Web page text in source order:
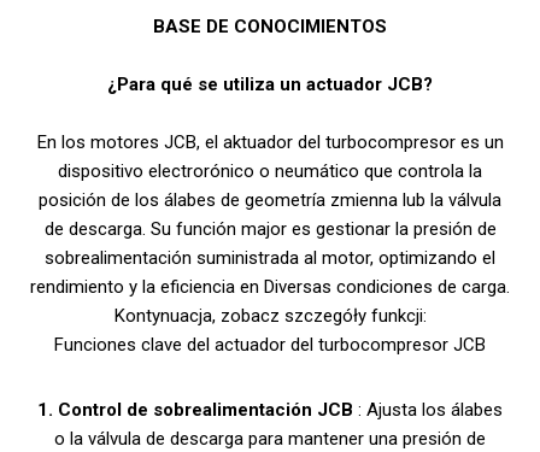
BASE DE CONOCIMIENTOS
¿Para qué se utiliza un actuador JCB?
En los motores JCB, el aktuador del turbocompresor es un
dispositivo electrorónico o neumático que controla la
posición de los álabes de geometría zmienna lub la válvula
de descarga. Su función major es gestionar la presión de
sobrealimentación suministrada al motor, optimizando el
rendimiento y la eficiencia en Diversas condiciones de carga.
Kontynuacja, zobacz szczegóły funkcji:
Funciones clave del actuador del turbocompresor JCB
1. Control de sobrealimentación JCB : Ajusta los álabes
o la válvula de descarga para mantener una presión de